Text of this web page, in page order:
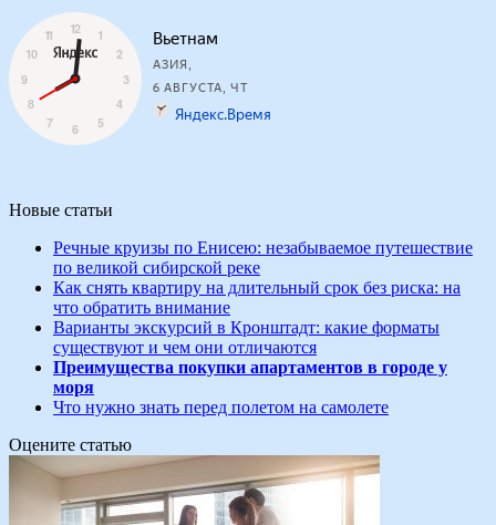
Новые статьи
Речные круизы по Енисею: незабываемое путешествие
по великой сибирской реке
Как снять квартиру на длительный срок без риска: на
что обратить внимание
Варианты экскурсий в Кронштадт: какие форматы
существуют и чем они отличаются
Преимущества покупки апартаментов в городе у
моря
Что нужно знать перед полетом на самолете
Оцените статью